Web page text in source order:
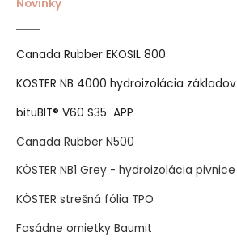
Novinky
Canada Rubber EKOSIL 800
KÖSTER NB 4000 hydroizolácia základov
bituBIT® V60 S35 APP
Canada Rubber N500
KÖSTER NB1 Grey - hydroizolácia pivnice
KÖSTER strešná fólia TPO
Fasádne omietky Baumit